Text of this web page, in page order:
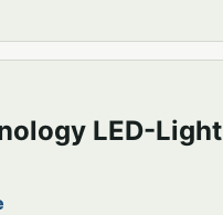
LED-Light